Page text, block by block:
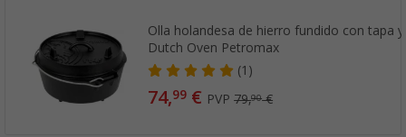
Olla holandesa de hierro fundido con tapa
Dutch Oven Petromax
(1)
74,99 € PVP79,90€